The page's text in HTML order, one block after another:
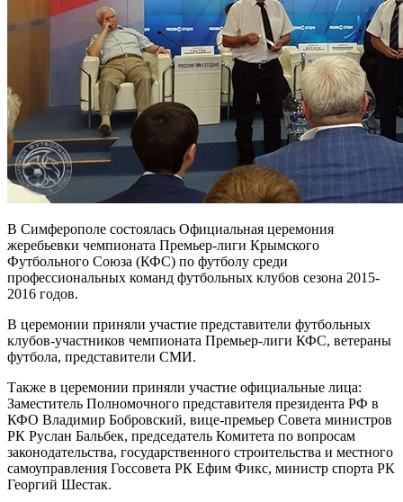
В Симферополе состоялась Официальная церемония
жеребьевки чемпионата Премьер-лиги Крымского
Футбольного Союза (КФС) по футболу среди
профессиональных команд футбольных клубов сезона 2015-
2016 годов.
В церемонии приняли участие представители футбольных
клубов-участников чемпионата Премьер-лиги КФС, ветераны
футбола, представители СМИ.
Также в церемонии приняли участие официальные лица:
Заместитель Полномочного представителя президента РФ в
КФО Владимир Бобровский, вице-премьер Совета министров
РК Руслан Бальбек, председатель Комитета по вопросам
законодательства, государственного строительства и местного
самоуправления Госсовета РК Ефим Фикс, министр спорта РК
Георгий Шестак.